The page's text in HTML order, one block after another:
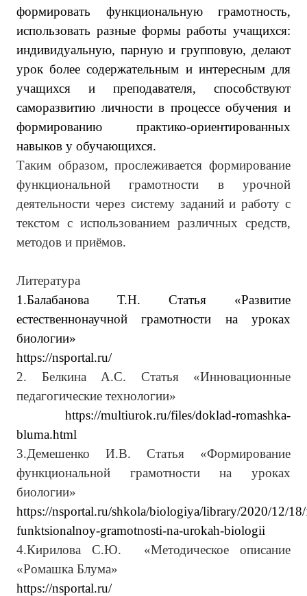
формировать функциональную грамотность,
использовать разные формы работы учащихся:
индивидуальную, парную и групповую, делают
урок более содержательным и интересным для
учащихся и преподавателя, способствуют
саморазвитию личности в процессе обучения и
формированию практико-ориентированных
навыков у обучающихся.
Таким образом, прослеживается формирование
функциональной грамотности в урочной
деятельности через систему заданий и работу с
текстом с использованием различных средств,
методов и приёмов.
Литература
1.Балабанова Т.Н. Статья «Развитие
естественнонаучной грамотности на уроках
биологии»
https://nsportal.ru/
2. Белкина А.С. Статья «Инновационные
педагогические технологии»
https://multiurok.ru/files/doklad-romashka-
bluma.html
3.Демешенко И.В. Статья «Формирование
функциональной грамотности на уроках
биологии»
https://nsportal.ru/shkola/biologiya/library/2020/12/
funktsionalnoy-gramotnosti-na-urokah-biologii
4.Кирилова С.Ю. «Методическое описание
«Ромашка Блума»
https://nsportal.ru/